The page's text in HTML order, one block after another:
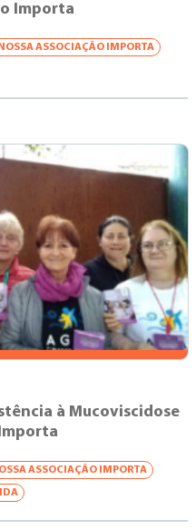
Importa
ASSOCIAÇÃO IMPORTA
à Mucoviscidose
ASSOCIAÇÃO IMPORTA